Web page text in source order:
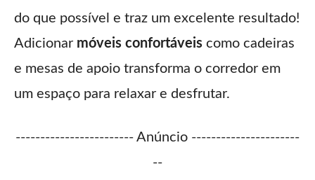
do que possível e traz um excelente resultado!
Adicionar móveis confortáveis como cadeiras
e mesas de apoio transforma o corredor em
um espaço para relaxar e desfrutar.
------------------------ Anúncio ----------------------
--